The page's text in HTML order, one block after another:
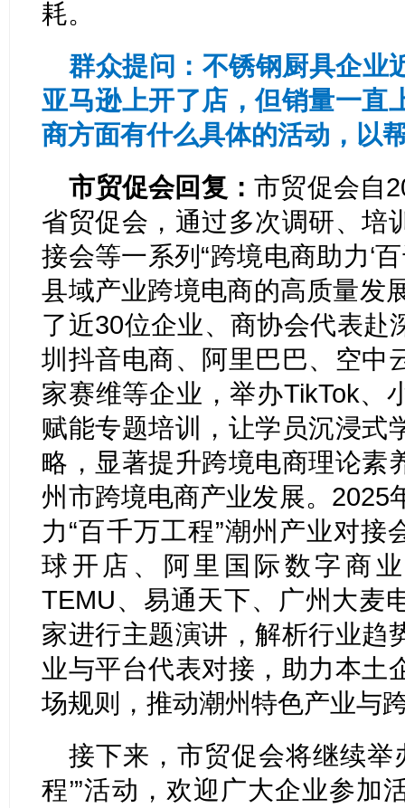
耗。
群众提问：不锈钢厨具企业
亚马逊上开了店，但销量一直
商方面有什么具体的活动，以
市贸促会回复：市贸促会自
省贸促会，通过多次调研、培
接会等一系列“跨境电商助力‘
县域产业跨境电商的高质量发
了近30位企业、商协会代表赴
圳抖音电商、阿里巴巴、空中
家赛维等企业，举办TikTok、
赋能专题培训，让学员沉浸式
略，显著提升跨境电商理论素
州市跨境电商产业发展。2025
力“百千万工程”潮州产业对接
球开店、阿里国际数字商
TEMU、易通天下、广州大麦
家进行主题演讲，解析行业趋
业与平台代表对接，助力本土
场规则，推动潮州特色产业与
接下来，市贸促会将继续举
程’”活动，欢迎广大企业参加